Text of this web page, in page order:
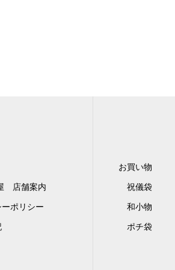
店舗案内
ポリシー
お買い物
祝儀袋
和小物
ポチ袋